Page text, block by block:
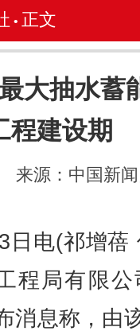
• 正文
大抽水蓄
程建设期
来源：中国新
电(祁增蓓
程局有限公
消息称，由